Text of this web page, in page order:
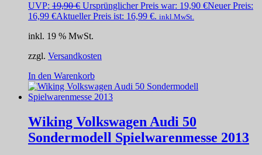
UVP: 19,90€ Ursprünglicher Preis war: 19,90 €Neuer Preis:
16,99 €Aktueller Preis ist: 16,99 €. inkl.MwSt.
inkl. 19 % MwSt.
zzgl. Versandkosten
In den Warenkorb
Wiking Volkswagen Audi 50
Sondermodell Spielwarenmesse 2013